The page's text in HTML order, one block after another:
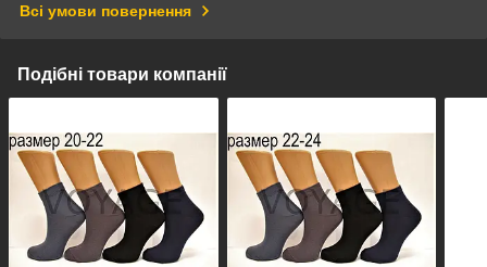
Всі умови повернення
Подібні товари компанії